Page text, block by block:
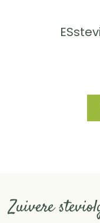
Zuivere